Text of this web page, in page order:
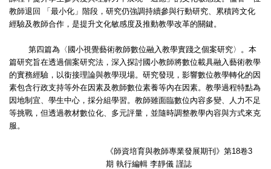
教師退回 「最小化」階段，研究仍強調持續參與行動研究、累積跨文化
經驗及教師合作，是提升文化敏感度及推動教學改革的關鍵。
第四篇為〈國小視覺藝術教師數位融入教學實踐之個案研究〉。本
篇研究旨在透過個案研究法，深入探討國小教師將數位載具融入藝術教學
的實務經驗，以銜接理論與教學現場。研究發現，影響數位教學轉化的因
素包含行政支持等外在因素及教師數位素養等內在因素。教學過程特點為
因地制宜、學生中心，採分組學習。教師雖面臨數位內容多變、人力不足
等挑戰，但透過教材數位化、多元評量，並隨時調整教學內容與方式來克
服。
《師資培育與教師專業發展期刊》第18卷3
期 執行編輯 李靜儀 謹誌